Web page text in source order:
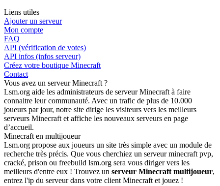
Liens utiles
Ajouter un serveur
Mon compte
FAQ
API (vérification de votes)
API infos (infos serveur)
Créez votre boutique Minecraft
Contact
Vous avez un serveur Minecraft ?
Lsm.org aide les administrateurs de serveur Minecraft à faire
connaitre leur communauté. Avec un trafic de plus de 10.000
joueurs par jour, notre site dirige les visiteurs vers les meilleurs
serveurs Minecraft et affiche les nouveaux serveurs en page
d’accueil.
Minecraft en multijoueur
Lsm.org propose aux joueurs un site très simple avec un module de
recherche très précis. Que vous cherchiez un serveur minecraft pvp,
cracké, prison ou freebuild lsm.org sera vous diriger vers les
meilleurs d'entre eux ! Trouvez un serveur Minecraft multijoueur,
entrez l'ip du serveur dans votre client Minecraft et jouez !